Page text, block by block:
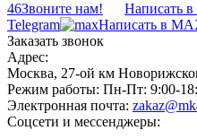
46Звоните нам! Написать в
Telegram
Написать в
Заказать звонок
Адрес:
Москва, 27-ой км
Режим работы: Пн-Пт: 9:00-
Электронная почта:
Соцсети и мессенджеры: